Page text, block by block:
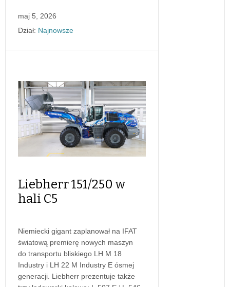
maj 5, 2026
Dział: Najnowsze
Liebherr 151/250 w
hali C5
Niemiecki gigant zaplanował na IFAT
światową premierę nowych maszyn
do transportu bliskiego LH M 18
Industry i LH 22 M Industry E ósmej
generacji. Liebherr prezentuje także